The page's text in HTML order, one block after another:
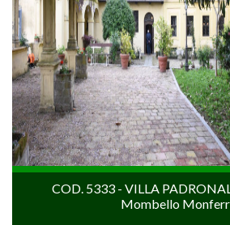
COD. 5333 - VILLA
Mombello